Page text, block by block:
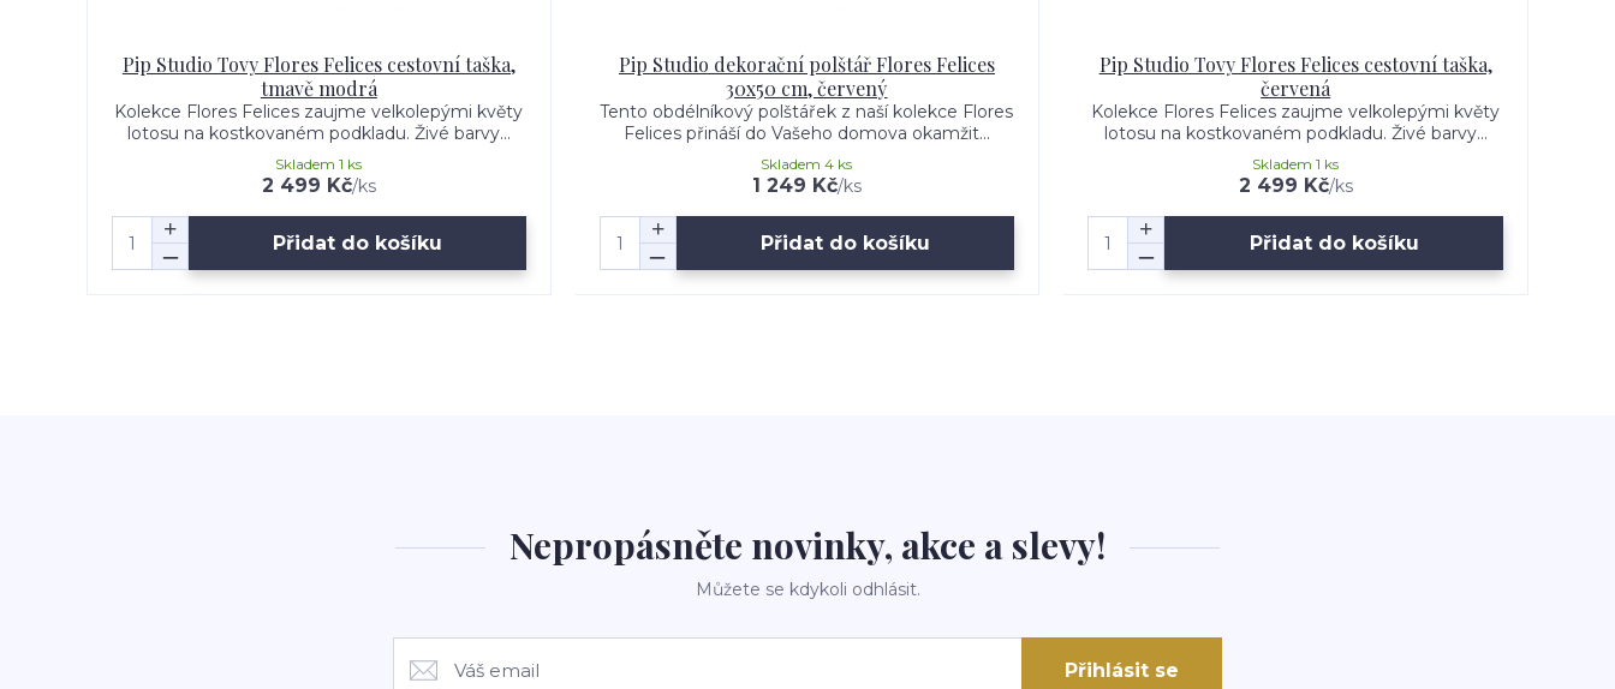
Pip Studio Tovy Flores Felices cestovní taška,
tmavě modrá
Kolekce Flores Felices zaujme velkolepými květy
lotosu na kostkovaném podkladu. Živé barvy...
2 499 Kč/ks
Skladem 1 ks
Přidat do košíku
Pip Studio dekorační polštář Flores Felices
30x50 cm, červený
Tento obdélníkový polštářek z naší kolekce Flores
Felices přináší do Vašeho domova okamžit...
1 249 Kč/ks
Skladem 4 ks
Přidat do košíku
Pip Studio Tovy Flores Felices cestovní taška,
červená
Kolekce Flores Felices zaujme velkolepými květy
lotosu na kostkovaném podkladu. Živé barvy...
2 499 Kč/ks
Skladem 1 ks
Přidat do košíku
Nepropásněte novinky, akce a slevy!
Můžete se kdykoli odhlásit.
Přihlásit se